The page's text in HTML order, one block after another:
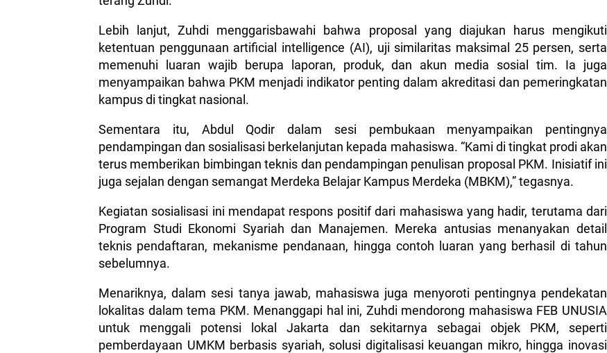
Lebih lanjut, Zuhdi menggarisbawahi bahwa proposal yang diajukan harus mengikuti
ketentuan penggunaan artificial intelligence (AI), uji similaritas maksimal 25 persen, serta
memenuhi luaran wajib berupa laporan, produk, dan akun media sosial tim. Ia juga
menyampaikan bahwa PKM menjadi indikator penting dalam akreditasi dan pemeringkatan
kampus di tingkat nasional.
Sementara itu, Abdul Qodir dalam sesi pembukaan menyampaikan pentingnya
pendampingan dan sosialisasi berkelanjutan kepada mahasiswa. “Kami di tingkat prodi akan
terus memberikan bimbingan teknis dan pendampingan penulisan proposal PKM. Inisiatif ini
juga sejalan dengan semangat Merdeka Belajar Kampus Merdeka (MBKM),” tegasnya.
Kegiatan sosialisasi ini mendapat respons positif dari mahasiswa yang hadir, terutama dari
Program Studi Ekonomi Syariah dan Manajemen. Mereka antusias menanyakan detail
teknis pendaftaran, mekanisme pendanaan, hingga contoh luaran yang berhasil di tahun
sebelumnya.
Menariknya, dalam sesi tanya jawab, mahasiswa juga menyoroti pentingnya pendekatan
lokalitas dalam tema PKM. Menanggapi hal ini, Zuhdi mendorong mahasiswa FEB UNUSIA
untuk menggali potensi lokal Jakarta dan sekitarnya sebagai objek PKM, seperti
pemberdayaan UMKM berbasis syariah, solusi digitalisasi keuangan mikro, hingga inovasi